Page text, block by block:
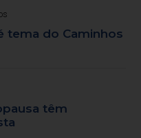
tema do Caminhos
têm